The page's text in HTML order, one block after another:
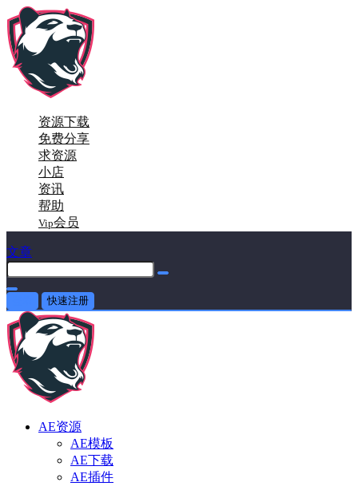
资源下载
免费分享
求资源
小店
资讯
帮助
Vip会员
文章
快速注册
AE资源
AE模板
AE下载
AE插件